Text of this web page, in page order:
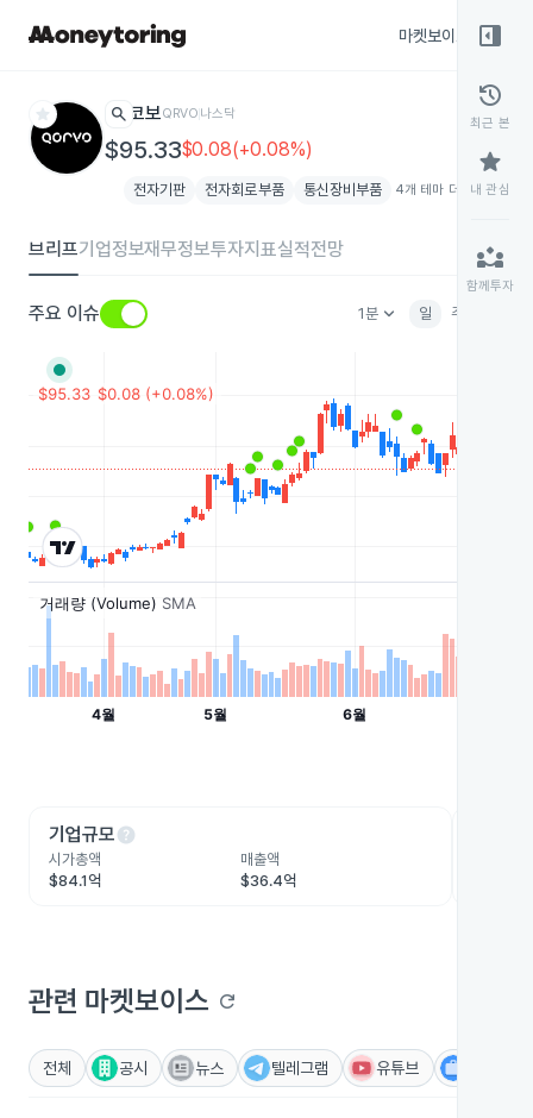
마켓보이스
star search 코보QRVO나스닥
$95.33$0.08(+0.08%)
전자기판 전자회로부품 통신장비부품 4개 테마 더보기 add
브리프기업정보재무정보투자지표실적전망
주요 이슈 1분keyboard_arrow_down 일 주
기업규모help
시가총액
$84.1억
매출액
$36.4억
관련 마켓보이스 refresh
전체 공시 뉴스 텔레그램 유튜브
right_panel_open
history
최근 본
star
내 관심
partner_exchange
함께투자